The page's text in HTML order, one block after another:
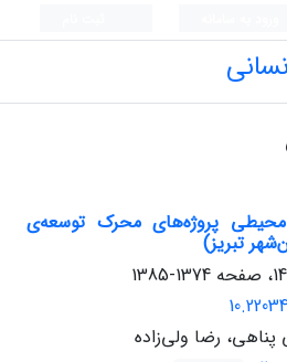
پروژه‌های محرک توسعه‌ی
تبریز)
1374-1385
پناهی، رضا ولی‌زاده